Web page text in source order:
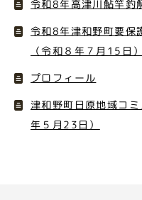
令和8年高津川鮎竿釣
令和8年津和野町要保
（令和８年７月15日）
プロフィール
津和野町日原地域コ
年５月23日）